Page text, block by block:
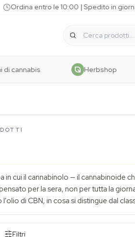
Ordina entro le 10:00 | Spedito in
di cannabis Herbshop
in cui il cannabinolo — il cannabinoide
per la sera, non per tutta la
di CBN, in cosa si distingue dal
Filtri